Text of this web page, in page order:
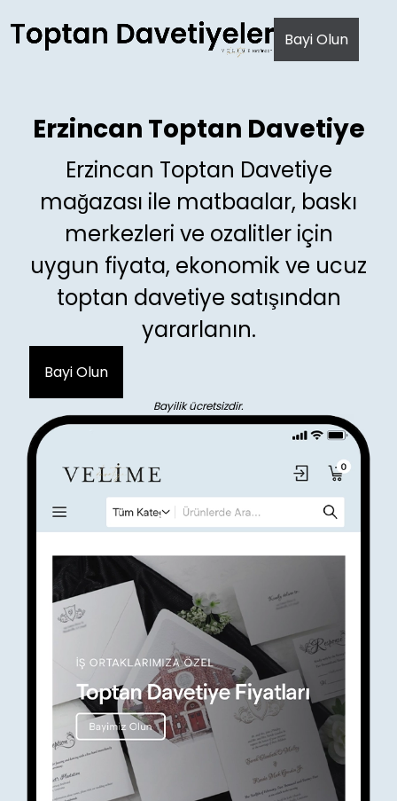
Bayi Olun
Erzincan Toptan Davetiye
Erzincan Toptan Davetiye
mağazası ile matbaalar, baskı
merkezleri ve ozalitler için
uygun fiyata, ekonomik ve ucuz
toptan davetiye satışından
yararlanın.
Bayi Olun
Bayilik ücretsizdir.